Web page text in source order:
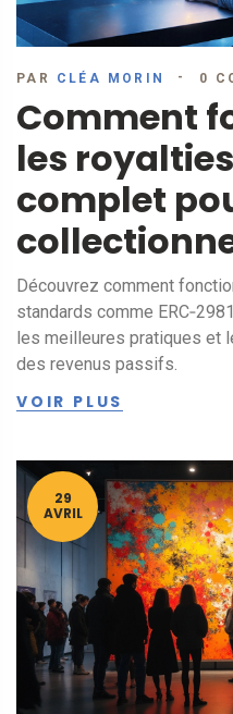
PAR CLÉA MORIN 0
Comment
les
complet
Découvrez comment
standards comme
les meilleures pratiques et
des revenus passifs.
VOIR PLUS
29
AVRIL